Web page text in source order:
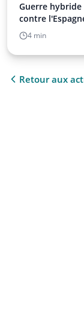
Guerre
contre
4 min
Retour aux